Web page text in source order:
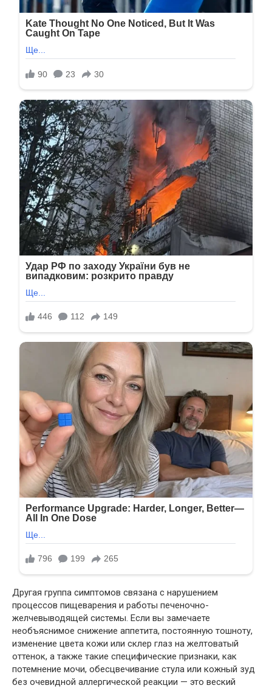
Другая группа симптомов связана с нарушением
процессов пищеварения и работы печеночно-
желчевыводящей системы. Если вы замечаете
необъяснимое снижение аппетита, постоянную тошноту,
изменение цвета кожи или склер глаз на желтоватый
оттенок, а также такие специфические признаки, как
потемнение мочи, обесцвечивание стула или кожный зуд
без очевидной аллергической реакции — это веский